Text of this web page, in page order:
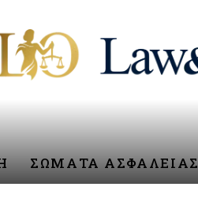
ΣΩΜΑΤΑ ΑΣΦΑΛΕΙΑΣ